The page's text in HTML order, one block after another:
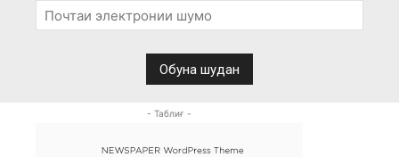
- Таблиғ -